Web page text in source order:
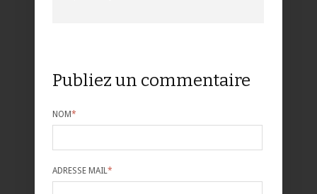
Publiez un commentaire
NOM*
ADRESSE MAIL *